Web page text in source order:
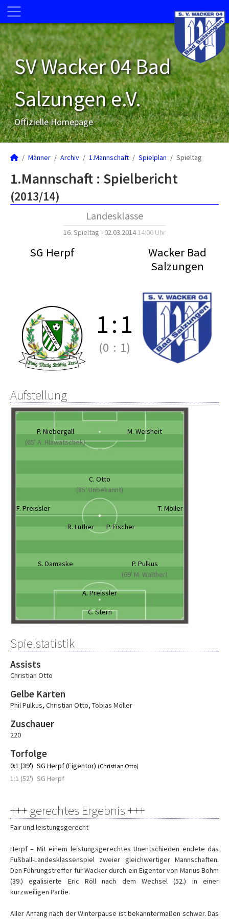
SV Wacker 04 Bad
Salzungen e.V.
Offizielle Homepage
Männer Archiv 1.Mannschaft Spielplan Spieltag
1.Mannschaft : Spielbericht
(2013/14)
Landesklasse
16. Spieltag - 02.03.201414:00 Uhr
SG Herpf
Wacker Bad
Salzungen
1:1
(0 : 1)
Aufstellung
P. Niebergall
(65' A. Hlawatschek)
M. Weisheit
C. Otto
(85' Unbekannt)
F. Preissler
T. Möller
R. Luther
P. Fischer
S. Damaske
P. Pulkus
(69' M. Walther)
A. Preissler
C. Stern
Spielstatistik
Assists
Christian Otto
Gelbe Karten
Phil Pulkus, Christian Otto, Tobias Möller
Zuschauer
220
Torfolge
0:1 (39') SG Herpf (Eigentor) (Christian Otto)
1:1 (52') SG Herpf
+++ gerechtes Ergebnis +++
Fair und leistungsgerecht
Herpf – Mit einem leistungsgerechtes Unentschieden endete das
Fußball-Landesklassenspiel zweier gleichwertiger Mannschaften.
Den Führungstreffer für Wacker durch ein Eigentor von Marius Böhm
(39.) egalisierte Eric Röll nach dem Wechsel (52.) in einer
kurzweiligen Partie.
Aller Anfang nach der Winterpause ist bekanntermaßen schwer. Das